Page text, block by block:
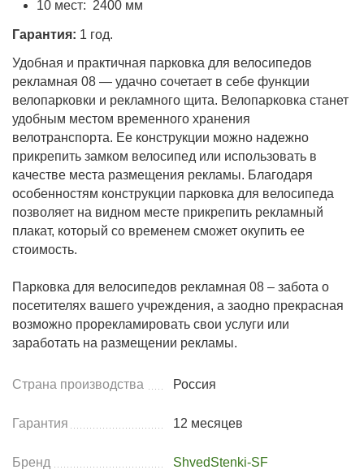
10 мест: 2400 мм
Гарантия: 1 год.
Удобная и практичная парковка для велосипедов
рекламная 08 — удачно сочетает в себе функции
велопарковки и рекламного щита. Велопарковка станет
удобным местом временного хранения
велотранспорта. Ее конструкции можно надежно
прикрепить замком велосипед или использовать в
качестве места размещения рекламы. Благодаря
особенностям конструкции парковка для велосипеда
позволяет на видном месте прикрепить рекламный
плакат, который со временем сможет окупить ее
стоимость.
Парковка для велосипедов рекламная 08 – забота о
посетителях вашего учреждения, а заодно прекрасная
возможно прорекламировать свои услуги или
заработать на размещении рекламы.
Страна производства Россия
Гарантия 12 месяцев
Бренд ShvedStenki-SF